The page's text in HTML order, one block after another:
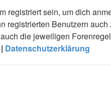
registriert sein, um dich
registrierten Benutzern
die jeweiligen
| Datenschutzerklärung